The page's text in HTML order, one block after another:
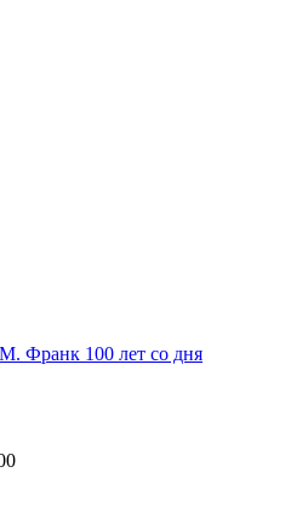
Франк 100 лет со дня